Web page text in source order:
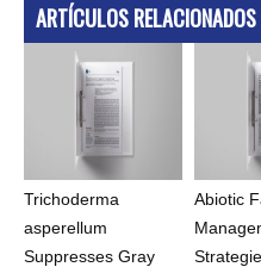
ARTÍCULOS RELACIONADOS
Trichoderma
asperellum
Suppresses Gray
Abiotic